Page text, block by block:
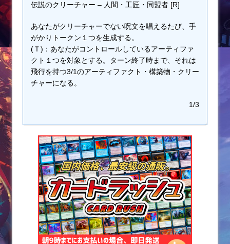
伝説のクリーチャー – 人間・工匠・同盟者 [R]
あなたがクリーチャーでない呪文を唱えるたび、手
がかりトークン１つを生成する。
(Ｔ)：あなたがコントロールしているアーティファ
クト１つを対象とする。ターン終了時まで、それは
飛行を持つ3/1のアーティファクト・構築物・クリー
チャーになる。
1/3